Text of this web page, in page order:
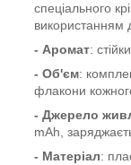
спеціального
використанням
- Аромат:
- Об'єм:
флакони
- Джерело
mAh,
- Матеріал: